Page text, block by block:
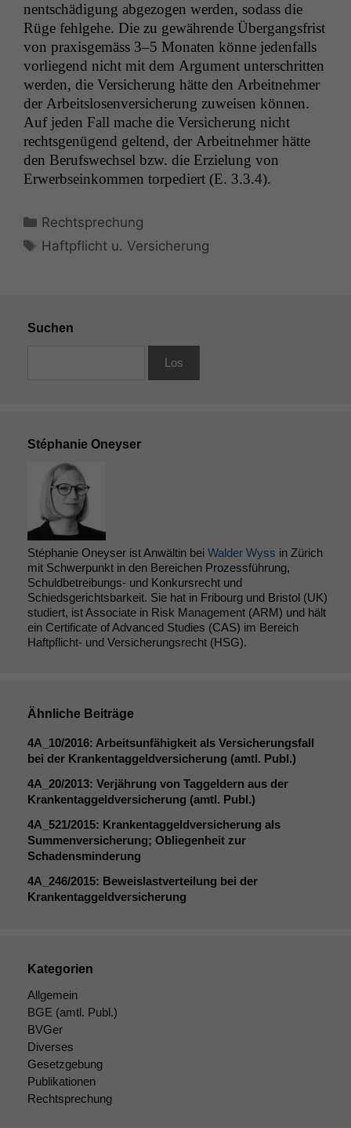
nentschädi­gung abge­zo­gen wer­den, sodass die
Rüge fehlge­he. Die zu gewährende Über­gangs­frist
von prax­is­gemäss 3–5 Monat­en könne jeden­falls
vor­liegend nicht mit dem Argu­ment unter­schrit­ten
wer­den, die Ver­sicherung hätte den Arbeit­nehmer
der Arbeit­slosen­ver­sicherung zuweisen kön­nen.
Auf jeden Fall mache die Ver­sicherung nicht
rechts­genü­gend gel­tend, der Arbeit­nehmer hätte
den Beruf­swech­sel bzw. die Erzielung von
Erwerb­seinkom­men tor­pediert (E. 3.3.4).
Kategorien
Rechtsprechung
Schlagwörter
Haftpflicht u. Versicherung
Suchen
Stéphanie Oneyser
Stéphanie Oneyser ist Anwältin bei Walder Wyss in Zürich
mit Schwerpunkt in den Bereichen Prozessführung,
Schuldbetreibungs- und Konkursrecht und
Schiedsgerichtsbarkeit. Sie hat in Fribourg und Bristol (UK)
studiert, ist Associate in Risk Management (ARM) und hält
ein Certificate of Advanced Studies (CAS) im Bereich
Haftpflicht- und Versicherungsrecht (HSG).
Ähnliche Beiträge
4A_10/2016: Arbeitsunfähigkeit als Versicherungsfall
bei der Krankentaggeldversicherung (amtl. Publ.)
4A_20/2013: Verjährung von Taggeldern aus der
Krankentaggeldversicherung (amtl. Publ.)
4A_521/2015: Krankentaggeldversicherung als
Summenversicherung; Obliegenheit zur
Schadensminderung
4A_246/2015: Beweislastverteilung bei der
Krankentaggeldversicherung
Kategorien
Allgemein
BGE (amtl. Publ.)
BVGer
Diverses
Gesetzgebung
Publikationen
Rechtsprechung
Notwendige
Cookies
Diese
Cookies sind
nicht
optional, es
braucht sie,
damit die
Website
diese Option
deaktivieren,
kann die
Website nicht
zu 100%
funktionieren.
um interne
marketingtechnische
durchführen zu
können. Diese helfen
uns, unsere Website
zu verbessern.